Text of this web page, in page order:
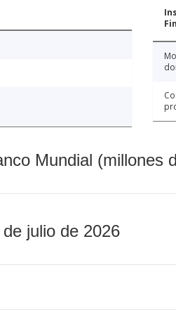
Mundial (millones
julio de 2026